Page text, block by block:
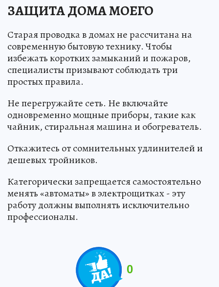
ЗАЩИТА ДОМА МОЕГО
Старая проводка в домах не рассчитана на
современную бытовую технику. Чтобы
избежать коротких замыканий и пожаров,
специалисты призывают соблюдать три
простых правила.
Не перегружайте сеть. Не включайте
одновременно мощные приборы, такие как
чайник, стиральная машина и обогреватель.
Откажитесь от сомнительных удлинителей и
дешевых тройников.
Категорически запрещается самостоятельно
менять «автоматы» в электрощитках - эту
работу должны выполнять исключительно
профессионалы.
0